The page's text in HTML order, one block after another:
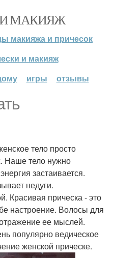
МАКИЯЖ
макияжа и причесок
и макияж
игры отзывы
тело просто
Наше тело нужно
застаивается.
недуги.
Красивая прическа - это
настроение. Волосы для
ее мыслей.
популярно ведическое
женской прическе.